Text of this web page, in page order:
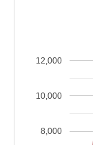
8,000
10,000
12,000